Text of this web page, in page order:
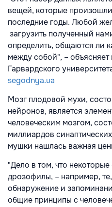
вещей, которые
последние годы. Любой
загрузить полученный
определить, общаются ли
между собой", –
Гарвардского
segodnya.ua
Мозг плодовой мухи,
нейронов, является
человеческим мозгом,
миллиардов
мушки нашлась важная
"Дело в том, что
дрозофилы, – например,
обнаружение и
общие принципы с